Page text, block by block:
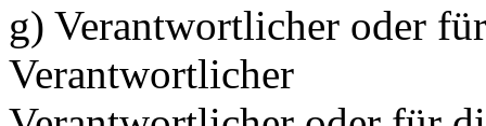
g) Verantwortlicher oder
Verantwortlicher